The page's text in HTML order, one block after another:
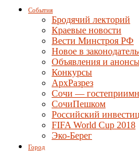
События
Бродячий лекторий
Краевые новости
Вести Минстроя РФ
Новое в
Объявления и
Конкурсы
АрхРазрез
Сочи —
СочиПешком
Российский
FIFA World Cup 2018
Эко-Берег
Город